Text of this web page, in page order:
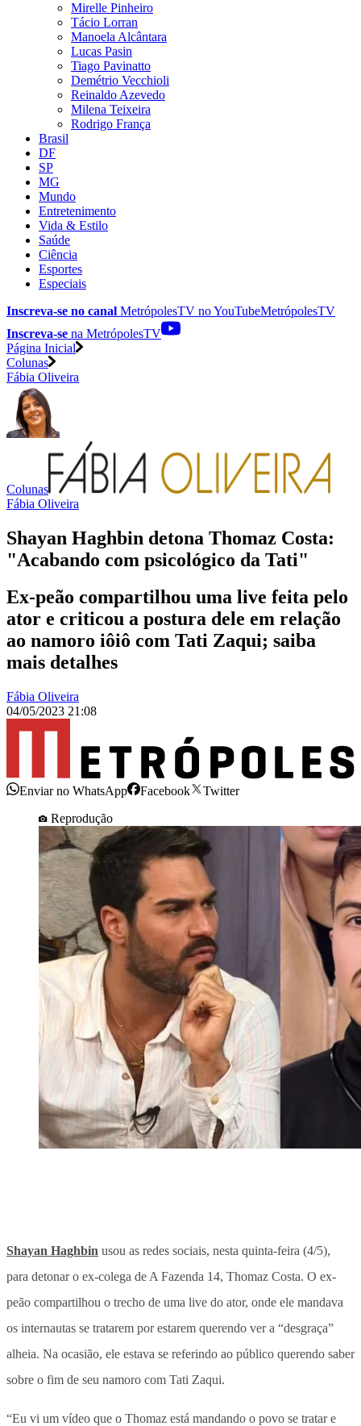
Mirelle Pinheiro
Tácio Lorran
Manoela Alcântara
Lucas Pasin
Tiago Pavinatto
Demétrio Vecchioli
Reinaldo Azevedo
Milena Teixeira
Rodrigo França
Brasil
DF
SP
MG
Mundo
Entretenimento
Vida & Estilo
Saúde
Ciência
Esportes
Especiais
Inscreva-se no canal MetrópolesTV noYouTubeMetrópolesTV
Inscreva-se na MetrópolesTV
Página Inicial
Colunas
Fábia Oliveira
Colunas
Fábia Oliveira
Shayan Haghbin detona Thomaz Costa:
"Acabando com psicológico da Tati"
Ex-peão compartilhou uma live feita pelo
ator e criticou a postura dele em relação
ao namoro iôiô com Tati Zaqui; saiba
mais detalhes
Fábia Oliveira
04/05/2023 21:08
Enviar no WhatsApp Facebook
Twitter
Reprodução
Shayan Haghbin usou as redes sociais, nesta quinta-feira (4/5),
para detonar o ex-colega de A Fazenda 14, Thomaz Costa. O ex-
peão compartilhou o trecho de uma live do ator, onde ele mandava
os internautas se tratarem por estarem querendo ver a “desgraça”
alheia. Na ocasião, ele estava se referindo ao público querendo saber
sobre o fim de seu namoro com Tati Zaqui.
“Eu vi um vídeo que o Thomaz está mandando o povo se tratar e